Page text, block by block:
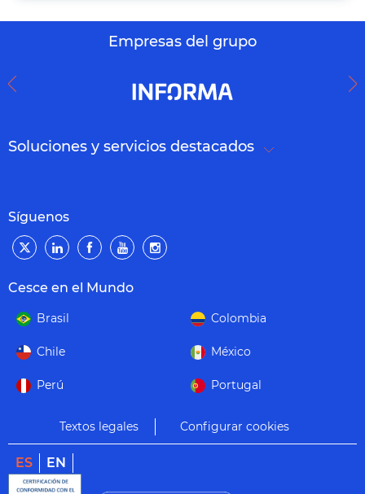
Empresas del grupo
Soluciones y servicios destacados
Síguenos
Cesce en el Mundo
Brasil Colombia
Chile México
Perú Portugal
Textos legales Configurar cookies
ES EN